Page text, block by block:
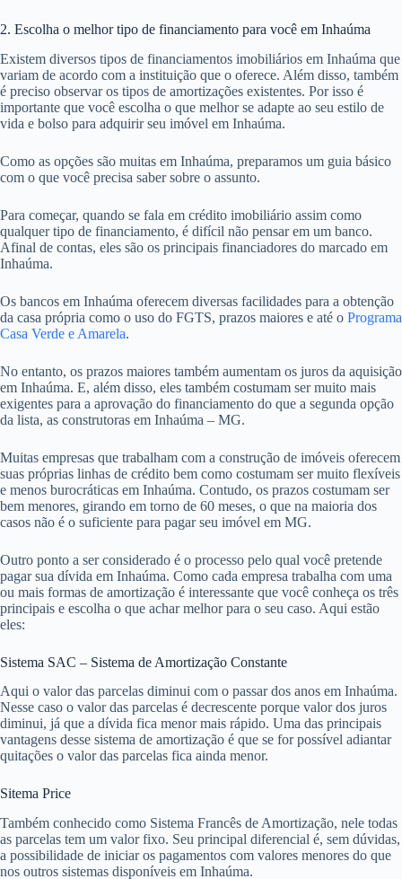
2. Escolha o melhor tipo de financiamento para você em Inhaúma
Existem diversos tipos de financiamentos imobiliários em Inhaúma que
variam de acordo com a instituição que o oferece. Além disso, também
é preciso observar os tipos de amortizações existentes. Por isso é
importante que você escolha o que melhor se adapte ao seu estilo de
vida e bolso para adquirir seu imóvel em Inhaúma.
Como as opções são muitas em Inhaúma, preparamos um guia básico
com o que você precisa saber sobre o assunto.
Para começar, quando se fala em crédito imobiliário assim como
qualquer tipo de financiamento, é difícil não pensar em um banco.
Afinal de contas, eles são os principais financiadores do marcado em
Inhaúma.
Os bancos em Inhaúma oferecem diversas facilidades para a obtenção
da casa própria como o uso do FGTS, prazos maiores e até o Programa
Casa Verde e Amarela.
No entanto, os prazos maiores também aumentam os juros da aquisição
em Inhaúma. E, além disso, eles também costumam ser muito mais
exigentes para a aprovação do financiamento do que a segunda opção
da lista, as construtoras em Inhaúma – MG.
Muitas empresas que trabalham com a construção de imóveis oferecem
suas próprias linhas de crédito bem como costumam ser muito flexíveis
e menos burocráticas em Inhaúma. Contudo, os prazos costumam ser
bem menores, girando em torno de 60 meses, o que na maioria dos
casos não é o suficiente para pagar seu imóvel em MG.
Outro ponto a ser considerado é o processo pelo qual você pretende
pagar sua dívida em Inhaúma. Como cada empresa trabalha com uma
ou mais formas de amortização é interessante que você conheça os três
principais e escolha o que achar melhor para o seu caso. Aqui estão
eles:
Sistema SAC – Sistema de Amortização Constante
Aqui o valor das parcelas diminui com o passar dos anos em Inhaúma.
Nesse caso o valor das parcelas é decrescente porque valor dos juros
diminui, já que a dívida fica menor mais rápido. Uma das principais
vantagens desse sistema de amortização é que se for possível adiantar
quitações o valor das parcelas fica ainda menor.
Sitema Price
Também conhecido como Sistema Francês de Amortização, nele todas
as parcelas tem um valor fixo. Seu principal diferencial é, sem dúvidas,
a possibilidade de iniciar os pagamentos com valores menores do que
nos outros sistemas disponíveis em Inhaúma.